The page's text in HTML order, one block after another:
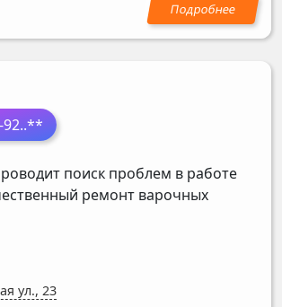
92..**
поиск проблем в работе
ремонт варочных
ул., 23